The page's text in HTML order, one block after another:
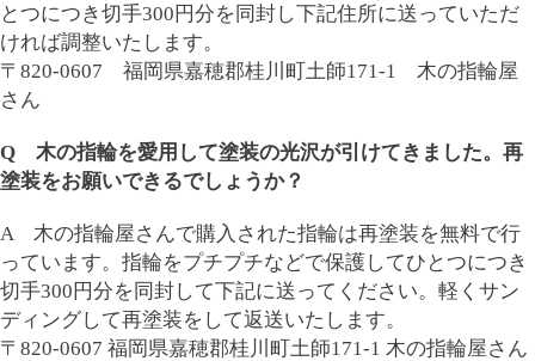
とつにつき切手300円分を同封し下記住所に送っていただ
ければ調整いたします。
〒820-0607 福岡県嘉穂郡桂川町土師171-1 木の指輪屋
さん
Q 木の指輪を愛用して塗装の光沢が引けてきました。再
塗装をお願いできるでしょうか？
A 木の指輪屋さんで購入された指輪は再塗装を無料で行
っています。指輪をプチプチなどで保護してひとつにつき
切手300円分を同封して下記に送ってください。軽くサン
ディングして再塗装をして返送いたします。
〒820-0607 福岡県嘉穂郡桂川町土師171-1 木の指輪屋さん